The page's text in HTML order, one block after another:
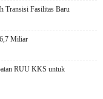
Transisi Fasilitas Baru
Miliar
RUU KKS untuk